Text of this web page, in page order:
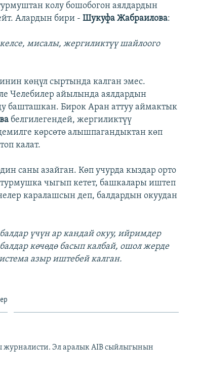
колу бошобогон аялдардын
Алардын бири -Шукуфа Жабраилова:
мисалы, жергиликтүү шайлоого
көңүл сыртында калган эмес.
Челебилер айылында аялдардын
башташкан. Бирок Аран аттуу аймактык
белгилегендей, жергиликтүү
көрсөтө алышпагандыктан көп
калат.
саны азайган. Көп учурда кыздар орто
чыгып кетет, башкалары иштеп
каралашсын деп, балдардын окуудан
үчүн ар кандай окуу, ийримдер
көчөдө басып калбай, ошол жерде
азыр иштебей калган.
журналисти. Эл аралык AIB сыйлыгынын